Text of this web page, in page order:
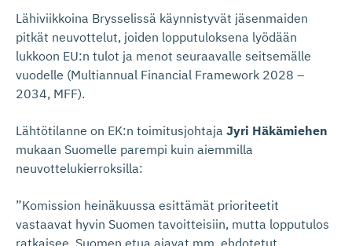
Lähiviikkoina Brysselissä käynnistyvät jäsenmaiden
pitkät neuvottelut, joiden lopputuloksena lyödään
lukkoon EU:n tulot ja menot seuraavalle seitsemälle
vuodelle (Multiannual Financial Framework 2028 –
2034, MFF).
Lähtötilanne on EK:n toimitusjohtaja Jyri Häkämiehen
mukaan Suomelle parempi kuin aiemmilla
neuvottelukierroksilla:
”Komission heinäkuussa esittämät prioriteetit
vastaavat hyvin Suomen tavoitteisiin, mutta lopputulos
ratkaisee. Suomen etua ajavat mm. ehdotetut